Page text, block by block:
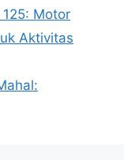
Motor
Aktivitas